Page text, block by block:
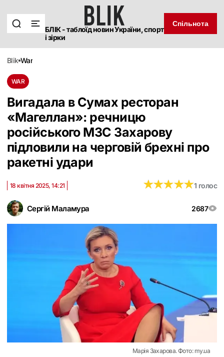
БЛІК - таблоїд новин України, спорт
і зірки
Спільнота
blik war
WAR
Вигадала в Сумах ресторан
«Магеллан»: речницю
російського МЗС Захарову
підловили на черговій брехні про
ракетні удари
Сергій Маламура 2687
18 квітня 2025, 14:21 ★★★★★
★★★★★1 голос
Марія Захарова. Фото: my.ua